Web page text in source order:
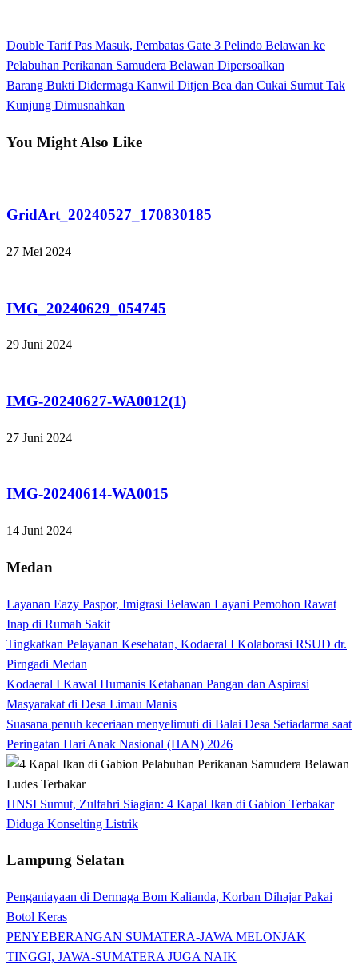
Navigasi
pos
Previous
Post
Double Tarif Pas Masuk, Pembatas Gate 3 Pelindo Belawan ke
Pelabuhan Perikanan Samudera Belawan Dipersoalkan
Next
Post
Barang Bukti Didermaga Kanwil Ditjen Bea dan Cukai Sumut Tak
Kunjung Dimusnahkan
You Might Also Like
GridArt_20240527_170830185
27 Mei 2024
IMG_20240629_054745
29 Juni 2024
IMG-20240627-WA0012(1)
27 Juni 2024
IMG-20240614-WA0015
14 Juni 2024
Medan
Layanan Eazy Paspor, Imigrasi Belawan Layani Pemohon Rawat
Inap di Rumah Sakit
Tingkatkan Pelayanan Kesehatan, Kodaeral I Kolaborasi RSUD dr.
Pirngadi Medan‎
Kodaeral I Kawal Humanis Ketahanan Pangan dan Aspirasi
Masyarakat di Desa Limau Manis
Suasana penuh keceriaan menyelimuti di Balai Desa Setiadarma saat
Peringatan Hari Anak Nasional (HAN) 2026
HNSI Sumut, Zulfahri Siagian: 4 Kapal Ikan di Gabion Terbakar
Diduga Konselting Listrik
Lampung Selatan
Penganiayaan di Dermaga Bom Kalianda, Korban Dihajar Pakai
Botol Keras
PENYEBERANGAN SUMATERA-JAWA MELONJAK
TINGGI, JAWA-SUMATERA JUGA NAIK